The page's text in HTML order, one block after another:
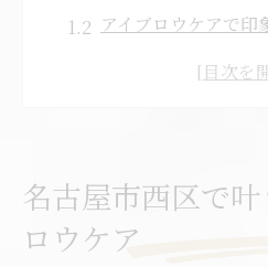
アイブロウケアで印
アイブロウのお手入
骨格に合わせたアイブロ
骨格診断を活かした
名古屋市西区で
ロウケア